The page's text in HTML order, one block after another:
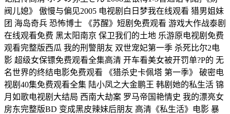
阀儿媳》 傲慢与偏见2005 电视剧白日梦我在线观看 猎男姐妹
团 海岛奇兵 恐怖博士 《苏醒》短剧免费观看 游戏大作战泰剧
在线观看免费 黑太阳南京 保卫我们的土地 乐游原电视剧免费
观看完整版西瓜 我的刑警朋友 双世宠妃第一季 杀死比尔2电
影 超级女保镖免费观看全集高清 开车看美女被开罚单?P的 无
名世界的终结电影免费观看 《猎杀史卡佩塔 第一季》 破密电
视剧40集免费观看全集 陆小凤之大金鹏王 韩剧她的私生活 锦
月如歌电视剧大结局 西南大劫案 罗马帝国艳情史 我的漂亮女
房东完整版BD 变成黑皮辣妹后朋友 高清《私生活》电影 暴